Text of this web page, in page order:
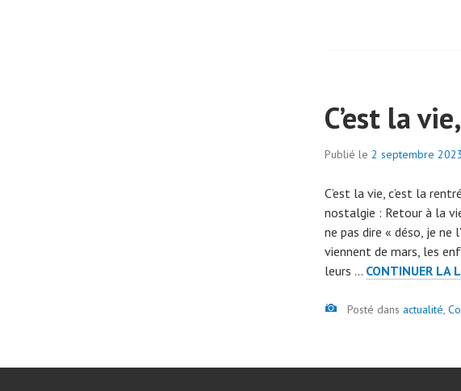
C’est la
Publié le 2 septembre 2023
C’est la vie, c’est la
nostalgie : Retour à la
ne pas dire « déso, je ne
viennent de mars, les
leurs … CONTINUER LA
Image
Posté dans actualité,